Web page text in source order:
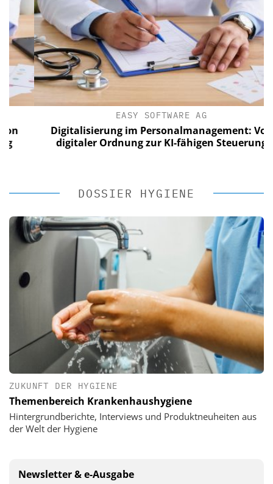
EASY SOFTWARE AG
Digitalisierung im Personalmanagement: Von
digitaler Ordnung zur KI-fähigen Steuerung
DOSSIER HYGIENE
ZUKUNFT DER HYGIENE
Themenbereich Krankenhaushygiene
Hintergrundberichte, Interviews und Produktneuheiten aus
der Welt der Hygiene
Newsletter & e-Ausgabe